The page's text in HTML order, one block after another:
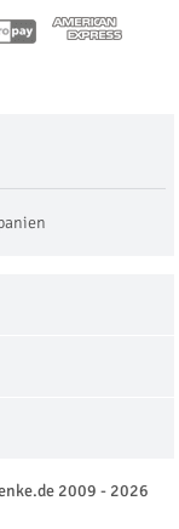
2009 - 2026